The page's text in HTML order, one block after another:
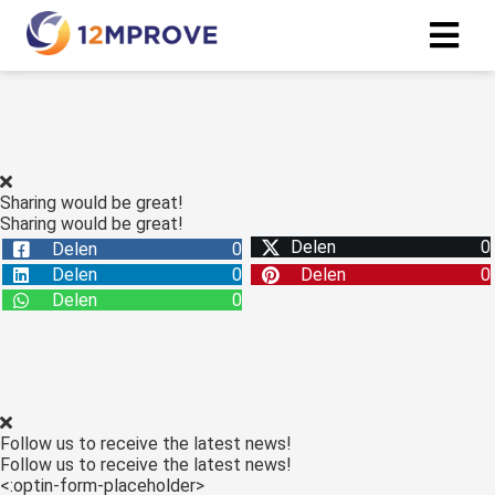
Sharing would be great!
Sharing would be great!
Delen
0 Delen
0
Delen
0 Delen
0
Delen
0
Follow us to receive the latest news!
Follow us to receive the latest news!
<:optin-form-placeholder>
gebruikt
deze